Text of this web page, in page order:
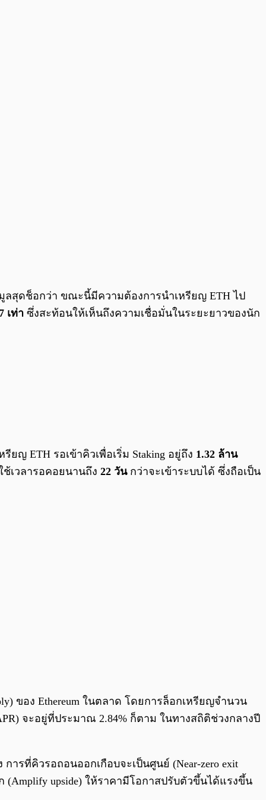
0:00 0:00
มูลสุดช็อกว่า ขณะนี้มีความต้องการนำเหรียญ ETH ไป
เท่า ซึ่งสะท้อนให้เห็นถึงความเชื่อมั่นในระยะยาวของนัก
ญ ETH รอเข้าคิวเพื่อเริ่ม Staking อยู่ถึง 1.32 ล้าน
ช้เวลารอคอยนานถึง 22 วันกว่าจะเข้าระบบได้ ซึ่งถือเป็น
ของ Ethereum ในตลาด โดยการล็อกเหรียญจำนวน
จะอยู่ที่ประมาณ 2.84% ก็ตาม ในทางสถิติช่วงกลางปี
ารที่คิวรอถอนออกเกือบจะเป็นศูนย์ (Near-zero exit
upside) ให้ราคามีโอกาสปรับตัวขึ้นได้แรงขึ้น